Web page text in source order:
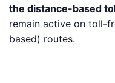
the distance-based
remain active on toll-
based) routes.